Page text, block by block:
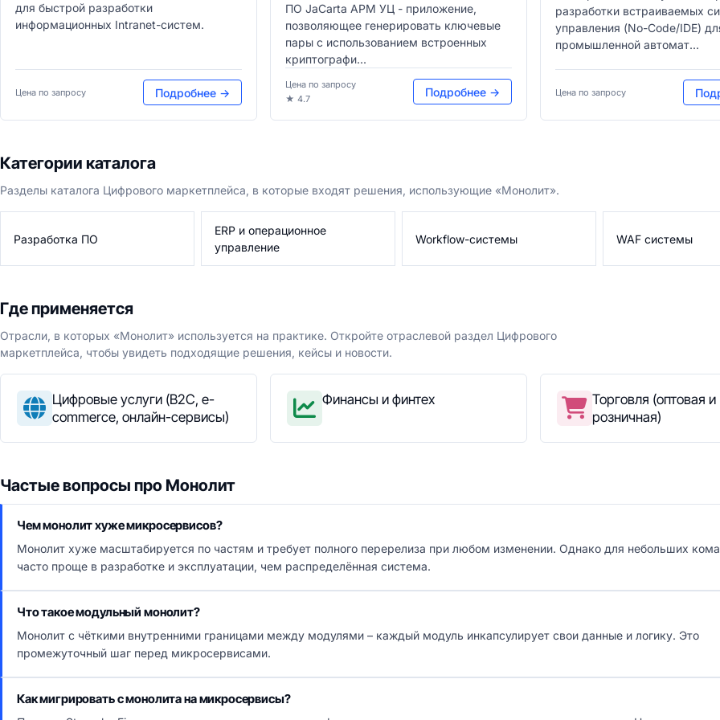
для быстрой разработки
информационных Intranet-систем.
Цена по запросу Подробнее →
ПО JaCarta АРМ УЦ - приложение,
позволяющее генерировать ключевые
пары с использованием встроенных
криптографи...
Цена по запросу
★ 4.7
Подробнее →
разработки встраиваемых
управления (No-Code/IDE)
промышленной автомат...
Цена по запросу
Категории каталога
Разделы каталога Цифрового маркетплейса, в которые входят решения, использующие «Монолит».
Разработка ПО
ERP и операционное
управление
Workflow-системы WAF системы
Где применяется
Отрасли, в которых «Монолит» используется на практике. Откройте отраслевой раздел Цифрового
маркетплейса, чтобы увидеть подходящие решения, кейсы и новости.
Цифровые услуги (B2C, e-
commerce, онлайн-сервисы)
Финансы и финтех
Торговля (оптовая и
розничная)
Частые вопросы про Монолит
Чем монолит хуже микросервисов?
Монолит хуже масштабируется по частям и требует полного перерелиза при любом изменении. Однако для небольших
часто проще в разработке и эксплуатации, чем распределённая система.
Что такое модульный монолит?
Монолит с чёткими внутренними границами между модулями – каждый модуль инкапсулирует свои данные и логику. Это
промежуточный шаг перед микросервисами.
Как мигрировать с монолита на микросервисы?